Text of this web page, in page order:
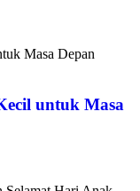
untuk Masa